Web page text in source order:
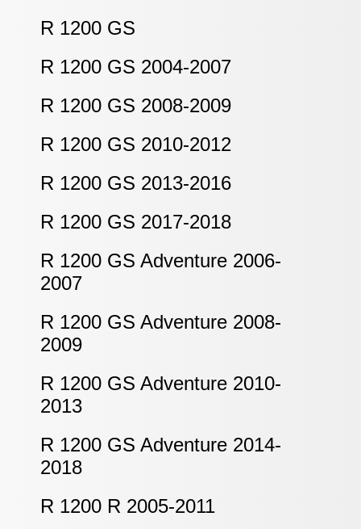
R 1200 GS
R 1200 GS 2004-2007
R 1200 GS 2008-2009
R 1200 GS 2010-2012
R 1200 GS 2013-2016
R 1200 GS 2017-2018
R 1200 GS Adventure 2006-
2007
R 1200 GS Adventure 2008-
2009
R 1200 GS Adventure 2010-
2013
R 1200 GS Adventure 2014-
2018
R 1200 R 2005-2011